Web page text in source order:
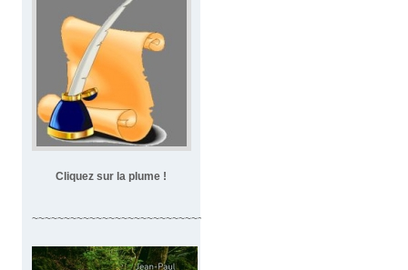
Cliquez sur la plume !
~~~~~~~~~~~~~~~~~~~~~~~~~~~~~~~~~~